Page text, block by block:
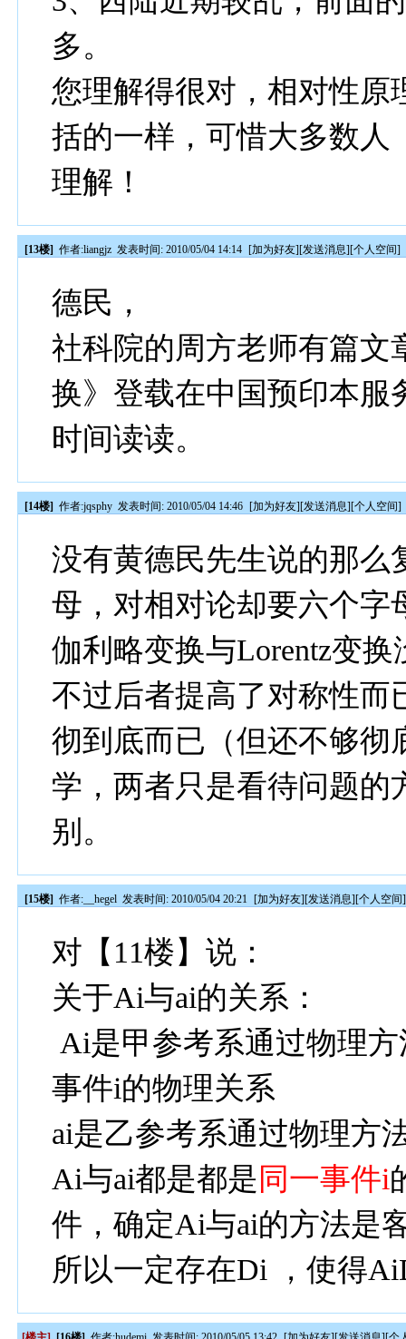
多。
您理解得很对，相对性原
括的一样，可惜大多数人
理解！
[13楼] 作者:liangjz 发表时间: 2010/05/04 14:14 [加为好友][发送消息][个人空间]
德民，
社科院的周方老师有篇文
换》登载在中国预印本服
时间读读。
[14楼] 作者:jqsphy 发表时间: 2010/05/04 14:46 [加为好友][发送消息][个人空间]
没有黄德民先生说的那么
母，对相对论却要六个字
伽利略变换与Lorentz变
不过后者提高了对称性而
彻到底而已（但还不够彻
学，两者只是看待问题的
别。
[15楼] 作者: __hegel 发表时间: 2010/05/04 20:21 [加为好友][发送消息][个人空间]
对【11楼】说：
关于Ai与ai的关系：
Ai是甲参考系通过物理
事件i的物理关系
ai是乙参考系通过物理方
Ai与ai都是都是 同一事件i
件，确定Ai与ai的方法是
所以一定存在Di ，使得